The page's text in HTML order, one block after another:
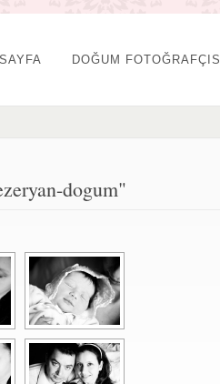
DOĞUM FOTOĞRAFÇISI
dogum"